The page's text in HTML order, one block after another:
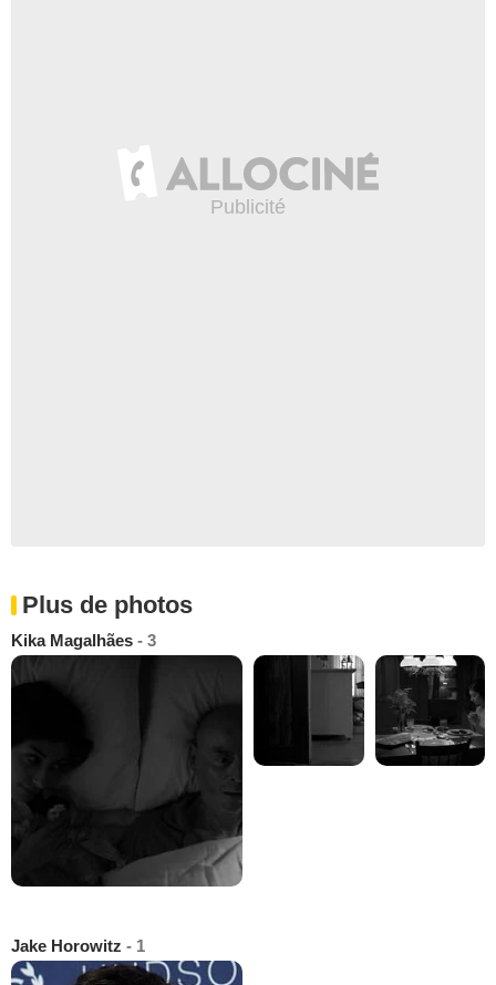
Plus de photos
Kika Magalhães - 3
Jake Horowitz - 1